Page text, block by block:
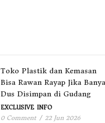
Toko Plastik dan Kemasan
Bisa Rawan Rayap Jika
Dus Disimpan di Gudang
EXCLUSIVE INFO
0 Comment / 22 Jun 2026